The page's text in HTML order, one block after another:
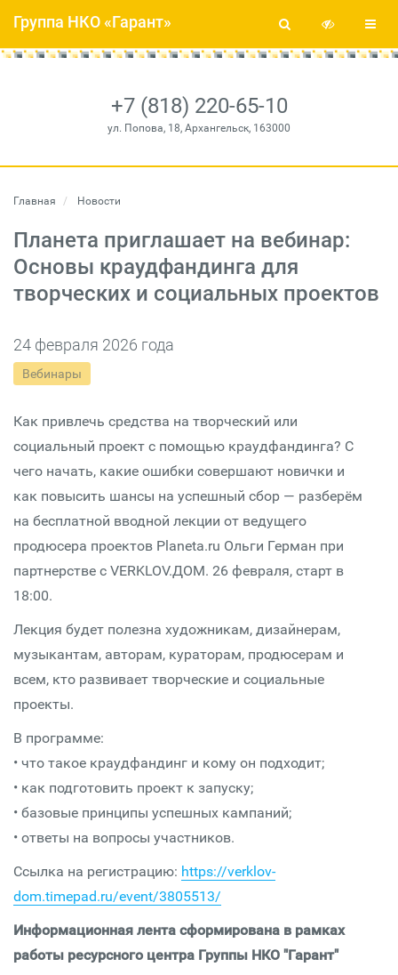
+7 (818) 220-65-10
ул. Попова, 18, Архангельск, 163000
Группа НКО «Гарант»
Главная Новости
Планета приглашает на вебинар:
Основы краудфандинга для
творческих и социальных проектов
24 февраля 2026 года
Вебинары
Как привлечь средства на творческий или
социальный проект с помощью краудфандинга? С
чего начать, какие ошибки совершают новички и
как повысить шансы на успешный сбор — разберём
на бесплатной вводной лекции от ведущего
продюсера проектов Planeta.ru Ольги Герман при
партнерстве с VERKLOV.ДОМ. 26 февраля, старт в
18:00.
Лекция будет полезна художникам, дизайнерам,
музыкантам, авторам, кураторам, продюсерам и
всем, кто развивает творческие и социальные
проекты.
В программе:
• что такое краудфандинг и кому он подходит;
• как подготовить проект к запуску;
• базовые принципы успешных кампаний;
• ответы на вопросы участников.
Ссылка на регистрацию: https://verklov-
dom.timepad.ru/event/3805513/
Информационная лента сформирована в рамках
работы ресурсного центра Группы НКО "Гарант"